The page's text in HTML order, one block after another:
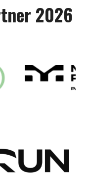
2026